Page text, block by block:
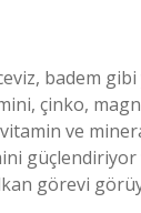
badem
çinko,
ve
görevi